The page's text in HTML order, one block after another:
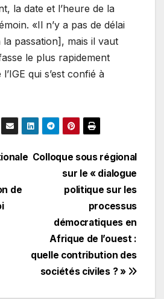
la date et l’heure de la
«Il n’y a pas de délai
passation], mais il vaut
le plus rapidement
qui s’est confié à
Colloque sous régional
sur le « dialogue
politique sur les
processus
démocratiques en
Afrique de l’ouest :
quelle contribution des
sociétés civiles ? »
de